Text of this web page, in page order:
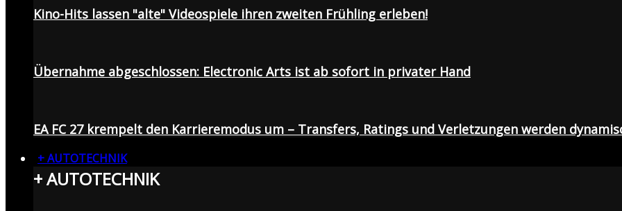
Kino-Hits lassen "alte" Videospiele ihren zweiten Frühling erleben!
Übernahme abgeschlossen: Electronic Arts ist ab sofort in privater Hand
EA FC 27 krempelt den Karrieremodus um – Transfers, Ratings und Verletzungen werden
+ AUTOTECHNIK
+ AUTOTECHNIK